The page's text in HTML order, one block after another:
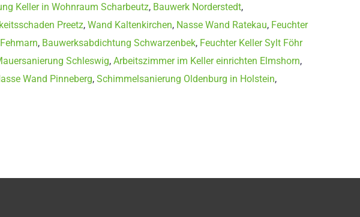
Keller in Wohnraum Scharbeutz, Bauwerk Norderstedt,
Preetz, Wand Kaltenkirchen, Nasse Wand Ratekau, Feuchter
, Bauwerksabdichtung Schwarzenbek, Feuchter Keller Sylt Föhr
Schleswig, Arbeitszimmer im Keller einrichten Elmshorn,
Wand Pinneberg, Schimmelsanierung Oldenburg in Holstein,